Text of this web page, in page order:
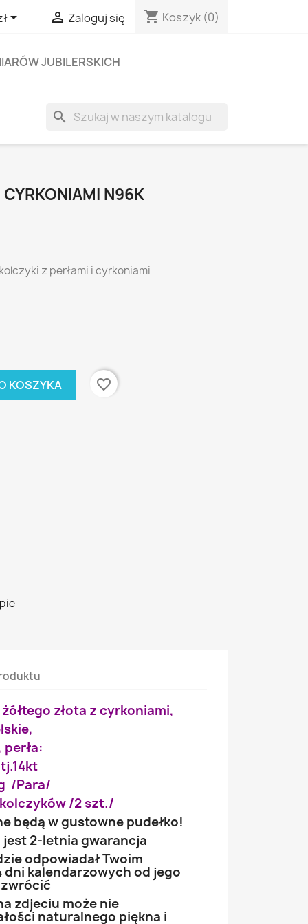
  Zaloguj się shopping_cart Koszyk (0)
JUBILERSKICH
search
N96K
z perłami i cyrkoniami
KOSZYKA favorite_border
złota z cyrkoniami,
perła:
/Para/
/2 szt./
będą w gustowne pudełko!
2-letnia gwarancja
odpowiadał Twoim
dni kalendarzowych od jego
zdjeciu może nie
naturalnego piękna i